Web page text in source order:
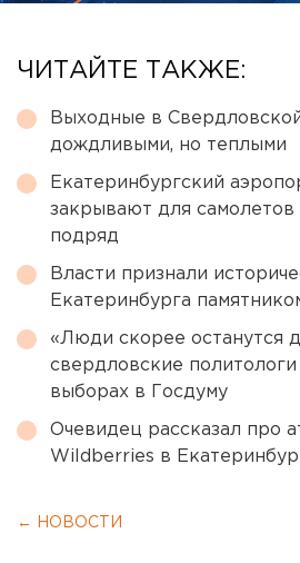
ЧИТАЙТЕ ТАКЖЕ:
Выходные в
дождливыми, но теплыми
Екатеринбургский
закрывают для самолетов
подряд
Власти признали
Екатеринбурга
«Люди скорее останутся
свердловские
выборах в Госдуму
Очевидец рассказал про
Wildberries в
← НОВОСТИ